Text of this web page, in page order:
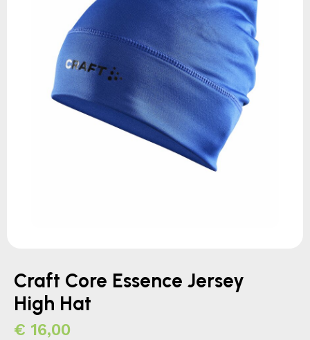
Craft Core Essence Jersey
High Hat
€ 16,00